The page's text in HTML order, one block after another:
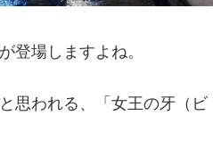
登場しますよね。
思われる、「女王の牙（ビ